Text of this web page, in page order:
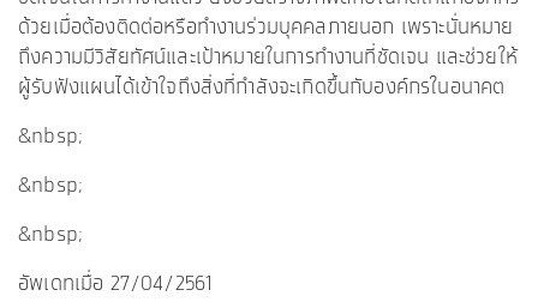
ด้วยเมื่อต้องติดต่อหรือทำงานร่วมบุคคลภายนอก เพราะนั่นหมาย
ถึงความมีวิสัยทัศน์และเป้าหมายในการทำงานที่ชัดเจน และช่วยให้
ผู้รับฟังแผนได้เข้าใจถึงสิ่งที่กำลังจะเกิดขึ้นกับองค์กรในอนาคต
&nbsp;
&nbsp;
&nbsp;
อัพเดทเมื่อ 27/04/2561